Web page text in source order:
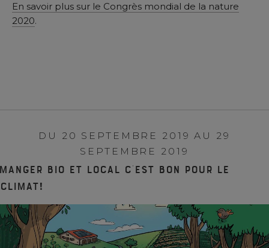
En savoir plus sur le Congrès mondial de la nature
2020.
DU 20 SEPTEMBRE 2019 AU 29
SEPTEMBRE 2019
bio et local c’est bon pour le
climat!